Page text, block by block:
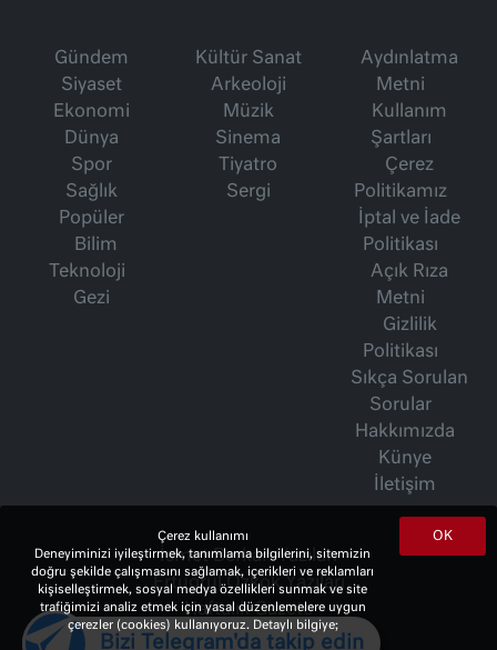
Gündem
Siyaset
Ekonomi
Dünya
Spor
Sağlık
Popüler
Bilim
Teknoloji
Gezi
Kültür Sanat
Arkeoloji
Müzik
Sinema
Tiyatro
Sergi
Aydınlatma
Metni
Kullanım
Şartları
Çerez
Politikamız
İptal ve İade
Politikası
Açık Rıza
Metni
Gizlilik
Politikası
Sıkça Sorulan
Sorular
Hakkımızda
Künye
İletişim
İsmet Berkan Yazıları
Ertuğrul Özkök Yazıları
Haftalık Gazete
OK
Çerez kullanımı
Deneyiminizi iyileştirmek, tanımlama bilgilerini, sitemizin
doğru şekilde çalışmasını sağlamak, içerikleri ve reklamları
kişiselleştirmek, sosyal medya özellikleri sunmak ve site
trafiğimizi analiz etmek için yasal düzenlemelere uygun
çerezler (cookies) kullanıyoruz. Detaylı bilgiye;
Bizi Telegram'da takip edin